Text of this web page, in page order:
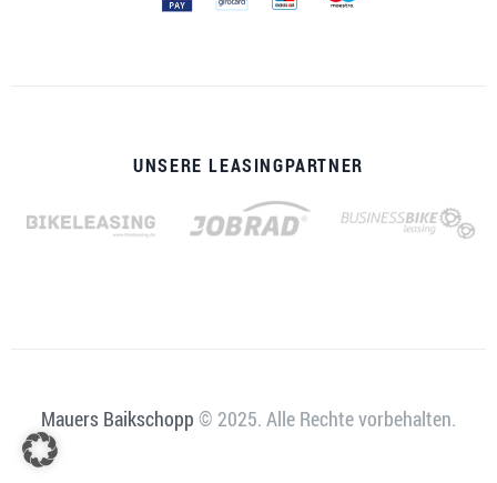
UNSERE LEASINGPARTNER
Mauers Baikschopp © 2025. Alle Rechte vorbehalten.